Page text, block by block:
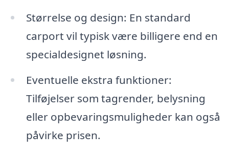
Størrelse og design: En standard
carport vil typisk være billigere end en
specialdesignet løsning.
Eventuelle ekstra funktioner:
Tilføjelser som tagrender, belysning
eller opbevaringsmuligheder kan også
påvirke prisen.